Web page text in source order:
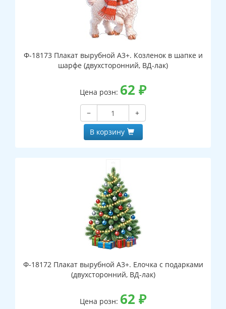
Ф-18173 Плакат вырубной А3+. Козленок в шапке и
шарфе (двухсторонний, ВД-лак)
Цена розн: 62 ₽
−
+
В корзину
Ф-18172 Плакат вырубной А3+. Елочка с подарками
(двухсторонний, ВД-лак)
Цена розн: 62 ₽